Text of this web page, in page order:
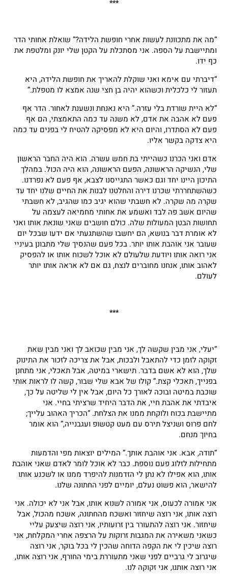
***
“מה את מתכוונת לעשות אחרי חופשת הלידה?” שואלת אחותי הדר
ומתיישבת על הספה. אני מסתכלת על הקטן שלי יונק ומלטפת את
כף ידו.
“דיברתי עם אימא ואני שוקלת להאריך את חופשת הלידה, היא
תעזור לי כלכלית וכשהוא יהיה בן חצי שנה אמצא לו מטפלת.”
“לא היית שורדת בלי עזרה.” היא נאנחת ונשענת לאחור. הדר אף
פעם לא אהבה את אדם, לא משנה עד כמה התאמצתי, הם אף
פעם לא הסתדרו, והיום היא לא מפסיקה להטיח לי בפנים עד כמה
היא צדקה בקשר אליו.
אדם ואני הכרנו כשהייתי בת חמש עשרה. הוא היה החבר הראשון
שלי, הנשיקה הראשונה, הפעם הראשונה, הוא היה הכול. במהלך
התיכון היינו יחד וגם כאשר התגייסנו לצבא, אף פעם לא נפרדנו.
כשהשתחררתי שכרנו דירה והחלטנו לבנות את החיים שלנו יחד עד
שקרה מה שקרה. לא חשבתי שהוא יגיב כמו שהגיב, לא חשבתי
שהיום אשב פה לבד ואשמע את אחותי מחמיאה לעצמה על
תחושות הבטן המעולות שלה. כולם חושבים שאני שונאת אותו ואני
לא אומרת דבר בנושא, הם יחשבו שהשתגעתי אם ידעו שבכל יום
שעובר אני אוהבת אותו יותר. בכל פעם שהנסיך שלי מתבונן בעיניי
אני רואה אותו ויודעת שלעולם לא אוכל לשכוח אותו או להפסיק
לאהוב אותו, אנחנו מחוברים לנצח, גם אם לא אראה אותו יותר
לעולם.
***
“יעלי, אני מבין שקשה לך, אני מבין שכואב לך ואני מבין שאת
זקוקה לזמן כדי להתאבל ולבכות, אבל את צריכה לזכור את התינוק
שלך, הוא לא אשם בדבר. תישארי במיטה, אבל תאכלי, אני מתחנן
בפנייך, תאכלי קצת.” קולו של אבא שלי שבור, קשה לו לראות אותי
שוכבת במיטה ובוכה לאורך כל היום, אבל אין לי שליטה על כך,
איבדתי את אהבת חיי, את הדבר היחיד שרציתי בחיי. אני
מתיישבת בכוח ולוקחת ממנו את הצלחת. “הכריך האהוב עלייך;
לחם פרוס ושניצל תירס עם מעט קטשופ ועגבנייה,” הוא אומר
בחיוך מנחם.
“תודה, אבא. אני אוהבת אותך.” המילים יוצאות מפי והדמעות
מתחילות לזלוג פעם נוספת. כבר לא אוכל לומר לאדם שאני אוהבת
אותו, הוא אפילו לא נתן לי הזדמנות להיפרד ממנו או לשכנע אותו
להישאר, הוא פשוט נעלם, יומיים לפני החתונה שלנו.
אני אמורה לכעוס, אני אמורה לשנוא אותו, אבל אני לא יכולה. אני
רוצה אותו, אני רוצה שיחזור ואשכח מהחתונה, אשכח מהכול, אבל
שיחזור. אני רוצה להתעורר בין זרועותיו, אני רוצה שיצעק עליי
כשאני משאירה את המגבות זרוקות על הרצפה אחרי המקלחת, אני
רוצה שיכין לי את הקפה הדוחה שהכין לי בכל בוקר, אני רוצה
שיגרוב לי גרביים לפני שאני מתעוררת בימי החורף, אני רוצה אותו,
אני רוצה אותנו, אני זקוקה לנו.